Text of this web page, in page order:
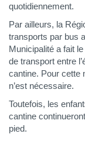
quotidiennement.
Par ailleurs, la
transports par bus
Municipalité a fait
de transport entre
cantine. Pour cette
n’est nécessaire.
Toutefois, les
cantine
pied.